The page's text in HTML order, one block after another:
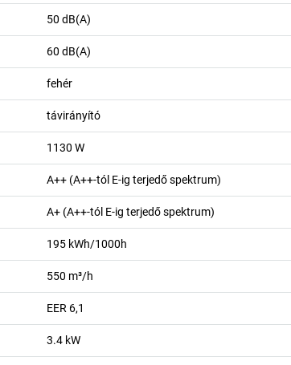
50 dB(A)
60 dB(A)
fehér
távirányító
1130 W
A++ (A++-tól E-ig terjedő spektrum)
A+ (A++-tól E-ig terjedő spektrum)
195 kWh/1000h
550 m³/h
EER 6,1
3.4 kW